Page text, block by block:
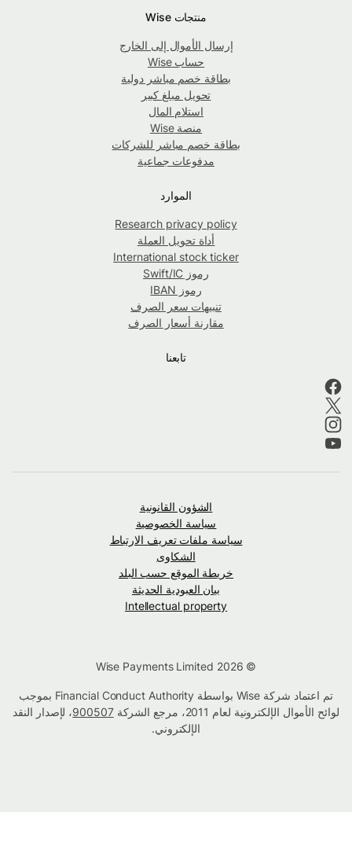
منتجات Wise
إرسال الأموال إلى الخارج
حساب Wise
بطاقة خصم مباشر دولية
تحويل مبلغ كبير
استلام المال
منصة Wise
بطاقة خصم مباشر للشركات
مدفوعات جماعية
الموارد
Research privacy policy
أداة تحويل العملة
International stock ticker
رموز Swift/IC
رموز IBAN
تنبيهات سعر الصرف
مقارنة أسعار الصرف
تابعنا
الشؤون القانونية
سياسة الخصوصية
سياسة ملفات تعريف الارتباط
الشكاوى
خريطة الموقع حسب البلد
بيان العبودية الحديثة
Intellectual property
تم اعتماد شركة Wise بواسطة Financial Conduct Authority بموجب
لوائح الأموال الإلكترونية لعام 2011، مرجع الشركة
900507، لإصدار النقد
الإلكتروني.